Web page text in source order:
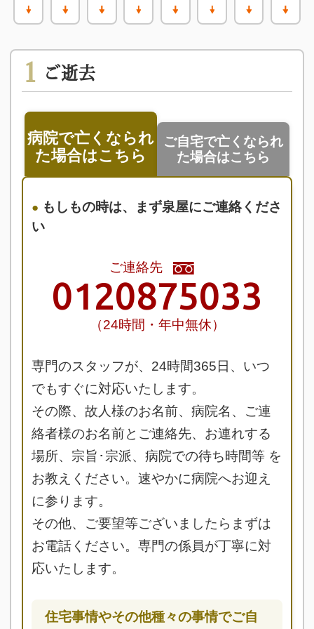
1 ご逝去
病院で亡くなられ
た場合はこちら
ご自宅で亡くなられ
た場合はこちら
もしもの時は、まず泉屋にご連絡くださ
い
ご連絡先
0120875033
（24時間・年中無休）
専門のスタッフが、24時間365日、いつ
でもすぐに対応いたします。
その際、故人様のお名前、病院名、ご連
絡者様のお名前とご連絡先、お連れする
場所、宗旨･宗派、病院での待ち時間等 を
お教えください。速やかに病院へお迎え
に参ります。
その他、ご要望等ございましたらまずは
お電話ください。専門の係員が丁寧に対
応いたします。
住宅事情やその他種々の事情でご自